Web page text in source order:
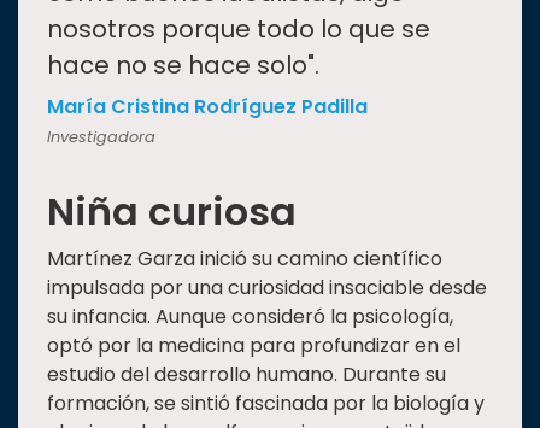
nosotros porque todo lo que se
hace no se hace solo".
María Cristina Rodríguez Padilla
Investigadora
Niña curiosa
Martínez Garza inició su camino científico
impulsada por una curiosidad insaciable desde
su infancia. Aunque consideró la psicología,
optó por la medicina para profundizar en el
estudio del desarrollo humano. Durante su
formación, se sintió fascinada por la biología y